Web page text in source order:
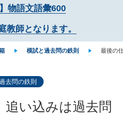
物語文語彙600
教師となります。
模試と過去問の鉄則 最後の
去問の鉄則
追い込みは過去問